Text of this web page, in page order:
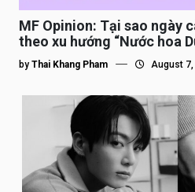
MF Opinion: Tại sao ngày
theo xu hướng “Nước hoa
by Thai Khang Pham August 7,